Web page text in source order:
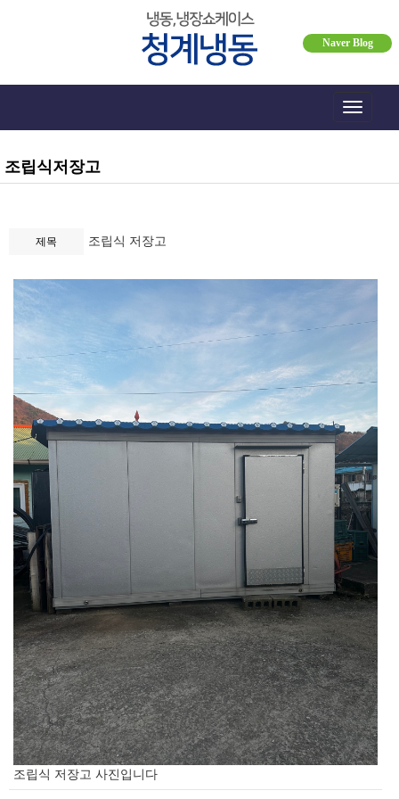
Naver Blog
Toggle
조립식저장고
제목 조립식 저장고
조립식 저장고 사진입니다